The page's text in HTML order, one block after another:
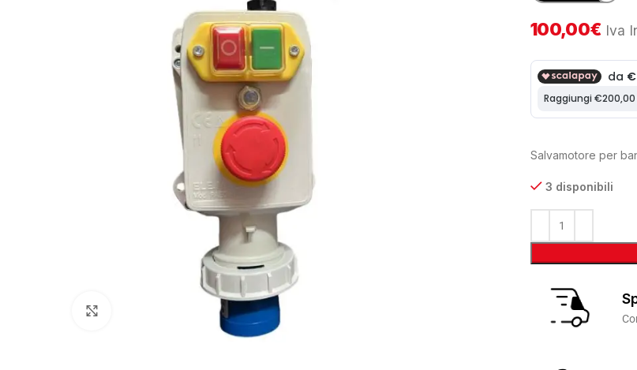
100,00€ Iva
Salvamotore per
3 disponibili